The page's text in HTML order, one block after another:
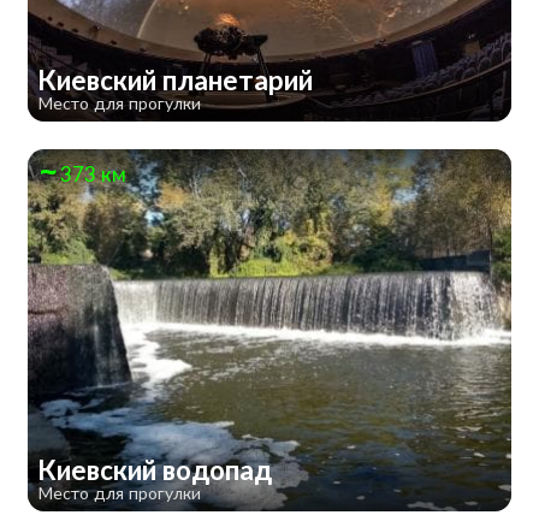
Киевский планетарий
Место для прогулки
373 км
Киевский водопад
Место для прогулки